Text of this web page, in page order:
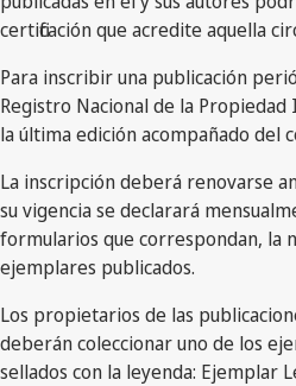
certificación que acredite aquella
Para inscribir una publicación
Registro Nacional de la
la última edición acompañado
La inscripción deberá renovarse
su vigencia se declarará
formularios que correspondan, la
ejemplares publicados.
Los propietarios de las
deberán coleccionar uno de los
sellados con la leyenda: Ejemplar